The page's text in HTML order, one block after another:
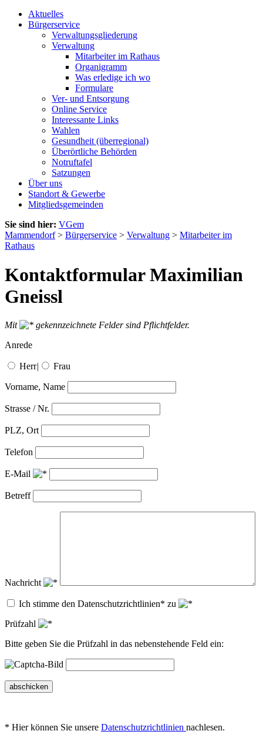
Aktuelles
Bürgerservice
Verwaltungsgliederung
Verwaltung
Mitarbeiter im Rathaus
Organigramm
Was erledige ich wo
Formulare
Ver- und Entsorgung
Online Service
Interessante Links
Wahlen
Gesundheit (überregional)
Überörtliche Behörden
Notruftafel
Satzungen
Über uns
Standort & Gewerbe
Mitgliedsgemeinden
Sie sind hier: VGem
Mammendorf> Bürgerservice > Verwaltung > Mitarbeiter im
Rathaus
Kontaktformular Maximilian
Gneissl
Mit
gekennzeichnete Felder sind Pflichtfelder.
Anrede
Herr| Frau
Vorname, Name
Strasse / Nr.
PLZ, Ort
Telefon
E-Mail
Betreff
Nachricht
Ich stimme den Datenschutzrichtlinien* zu
Prüfzahl
Bitte geben Sie die Prüfzahl in das nebenstehende Feld ein:
abschicken
* Hier können Sie unsere Datenschutzrichtlinien nachlesen.